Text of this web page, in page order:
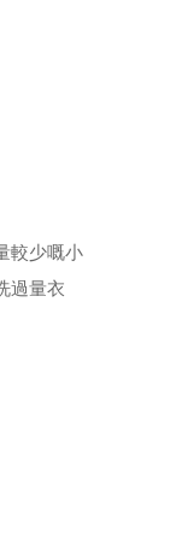
較少嘅小
過量衣